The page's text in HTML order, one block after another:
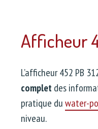
Afficheur
L’afficheur 452 PB
complet des
pratique duwater-
niveau.